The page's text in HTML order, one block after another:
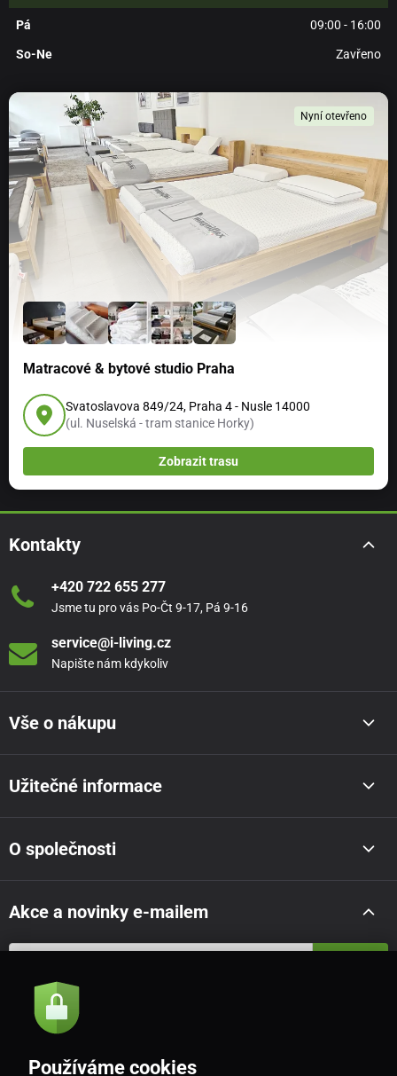
Pá 09:00 - 16:00
So-Ne Zavřeno
Nyní otevřeno
Matracové & bytové studio Praha
Svatoslavova 849/24, Praha 4 - Nusle 14000
(ul. Nuselská - tram stanice Horky)
Zobrazit trasu
Kontakty
+420 722 655 277
Jsme tu pro vás Po-Čt 9-17, Pá 9-16
service@i-living.cz
Napište nám kdykoliv
Vše o nákupu
Užitečné informace
O společnosti
Akce a novinky e-mailem
Souhlasím se
Používáme cookies